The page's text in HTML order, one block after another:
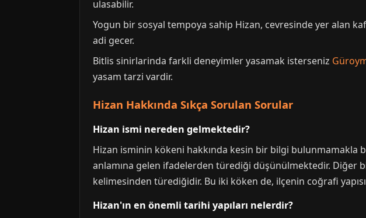
ulasabilir.
Yogun bir sosyal tempoya sahip Hizan, cevresinde yer alan
adi gecer.
Bitlis sinirlarinda farkli deneyimler yasamak isterseniz
yasam tarzi vardir.
Hizan Hakkında Sıkça Sorulan Sorular
Hizan ismi nereden gelmektedir?
Hizan isminin kökeni hakkında kesin bir bilgi bulunmamakla
anlamına gelen ifadelerden türediği düşünülmektedir. Diğer
kelimesinden türediğidir. Bu iki köken de, ilçenin coğrafi
Hizan'ın en önemli tarihi yapıları nelerdir?